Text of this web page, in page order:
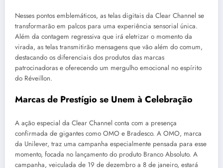
Nesses pontos emblemáticos, as telas digitais da Clear Channel se
transformarão em palcos para uma experiência sensorial única.
Além da contagem regressiva que irá eletrizar o momento da
virada, as telas transmitirão mensagens que vão além do comum,
destacando os diferenciais dos produtos das marcas
patrocinadoras e oferecendo um mergulho emocional no espírito
do Réveillon.
Marcas de Prestígio se Unem à Celebração
A ação especial da Clear Channel conta com a presença
confirmada de gigantes como OMO e Bradesco. A OMO, marca
da Unilever, traz uma campanha especialmente pensada para esse
momento, focada no lançamento do produto Branco Absoluto. A
campanha, veiculada de 19 de dezembro a 8 de janeiro, estará